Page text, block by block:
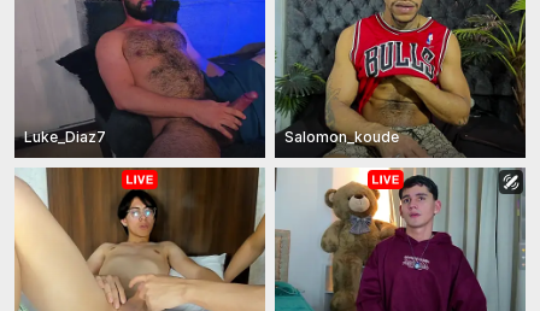
Luke_Diaz7 Salomon_koude